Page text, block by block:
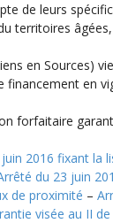
de leurs
territoires
en Sources)
financement en
forfaitaire
2016 fixant la
du 23 juin
de proximité –
visée au II